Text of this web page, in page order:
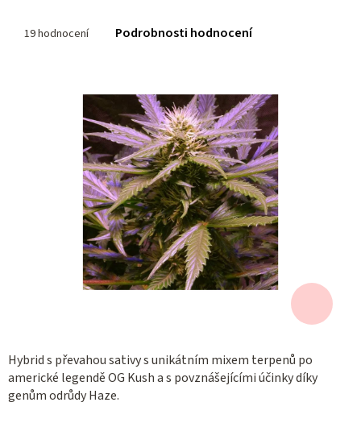
Hybrid s převahou sativy s unikátním mixem terpenů po
americké legendě OG Kush a s povznášejícími účinky díky
genům odrůdy Haze.
hodnocení
19 hodnocení Podrobnosti hodnocení